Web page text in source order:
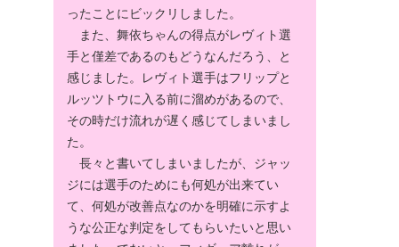
ったことにビックリしました。
また、舞依ちゃんの得点がレヴィト選
手と僅差であるのもどうなんだろう、と
感じました。レヴィト選手はフリップと
ルッツトウに入る前に溜めがあるので、
その時だけ流れが遅く感じてしまいまし
た。
長々と書いてしまいましたが、ジャッ
ジには選手のためにも何処が出来てい
て、何処が改善点なのかを明確に示すよ
うな公正な判定をしてもらいたいと思い